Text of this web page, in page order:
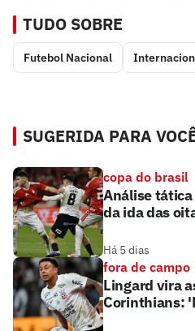
TUDO SOBRE
Futebol Nacional
SUGERIDA PARA
copa do brasil
Análise
da ida das
Há 5 dias
fora de campo
Lingard vira
Corinthians: